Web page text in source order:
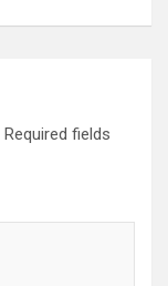
Required fields